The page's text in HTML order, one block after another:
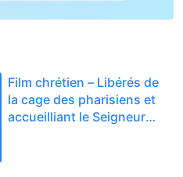
Film chrétien – Libérés de
la cage des pharisiens et
accueilliant le Seigneur